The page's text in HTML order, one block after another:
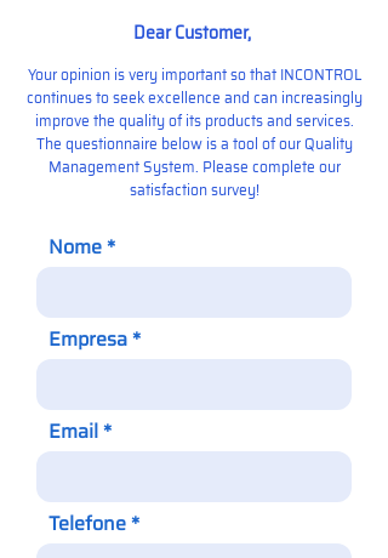
Dear Customer,
Your opinion is very important so that INCONTROL
continues to seek excellence and can increasingly
improve the quality of its products and services.
The questionnaire below is a tool of our Quality
Management System. Please complete our
satisfaction survey!
Nome
Empresa
Email
Telefone